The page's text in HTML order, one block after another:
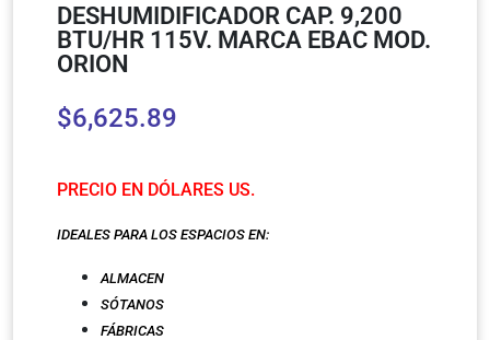
DESHUMIDIFICADOR CAP. 9,200
BTU/HR 115V. MARCA EBAC MOD.
ORION
$6,625.89
PRECIO EN DÓLARES US.
IDEALES PARA LOS ESPACIOS EN:
ALMACEN
SÓTANOS
FÁBRICAS